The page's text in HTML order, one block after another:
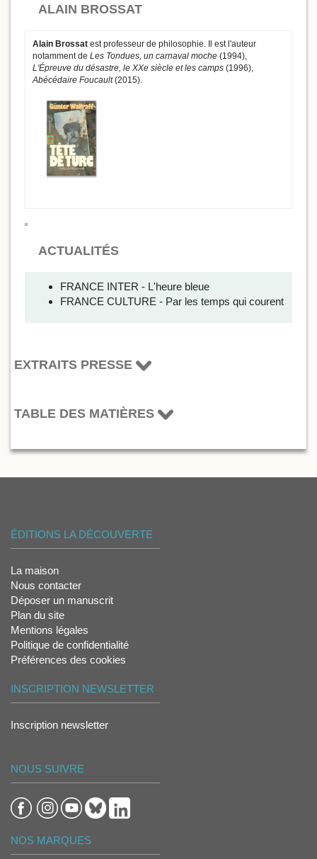
ALAIN BROSSAT
Alain Brossat est professeur de philosophie. Il est l'auteur
notamment de Les Tondues, un carnaval moche (1994),
L'Épreuve du désastre, le XXe siècle et les camps (1996),
Abécédaire Foucault(2015).
ACTUALITÉS
FRANCE INTER - L'heure bleue
FRANCE CULTURE - Par les temps qui courent
EXTRAITS PRESSE
TABLE DES MATIÈRES
ÉDITIONS LA DÉCOUVERTE
La maison
Nous contacter
Déposer un manuscrit
Plan du site
Mentions légales
Politique de confidentialité
Préférences des cookies
INSCRIPTION NEWSLETTER
Inscription newsletter
NOUS SUIVRE
NOS MARQUES